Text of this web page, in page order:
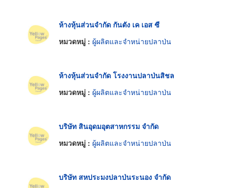
ห้างหุ้นส่วนจำกัด กันตัง เค เอส ซี
หมวดหมู่ : ผู้ผลิตและจำหน่ายปลาป่น
ห้างหุ้นส่วนจำกัด โรงงานปลาป่นสิชล
หมวดหมู่ : ผู้ผลิตและจำหน่ายปลาป่น
บริษัท สินอุดมอุตสาหกรรม จำกัด
หมวดหมู่ : ผู้ผลิตและจำหน่ายปลาป่น
บริษัท สหประมงปลาป่นระนอง จำกัด